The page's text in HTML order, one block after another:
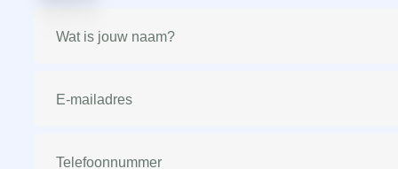
mailadres(Vereist)